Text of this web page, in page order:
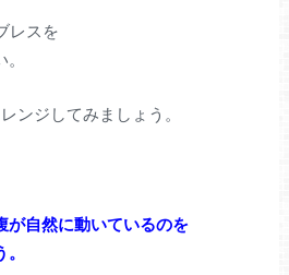
レスを
ンジしてみましょう。
が自然に動いているのを